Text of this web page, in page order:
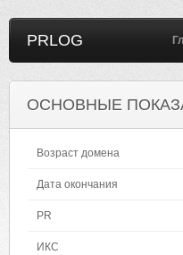
PRLOG
ОСНОВНЫЕ
Возраст домена
Дата окончания
PR
ИКС